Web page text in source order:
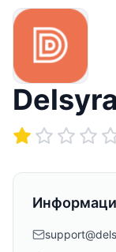
Delsyra